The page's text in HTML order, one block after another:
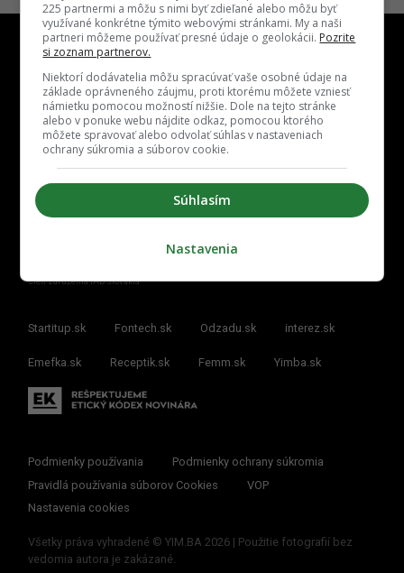
Kontakt Inzercia Cenník Redakcia Kariéra
Člen združenia IAB Slovakia
Startitup.sk Fontech.sk Odzadu.sk interez.sk
Emefka.sk Receptik.sk Femm.sk Yimba.sk
Podmienky používania
Podmienky ochrany súkromia
Pravidlá používania súborov Cookies
VOP
Nastavenia cookies
Všetky práva vyhradené © YIM.BA 2026 | Použitie fotografií bez
vedomia autora je zakázané.
225 partnermi a môžu s nimi byť zdieľané alebo môžu byť
využívané konkrétne týmito webovými stránkami. My a naši
partneri môžeme používať presné údaje o geolokácii. Pozrite
si zoznam partnerov.
Niektorí dodávatelia môžu spracúvať vaše osobné údaje na
základe oprávneného záujmu, proti ktorému môžete vzniesť
námietku pomocou možností nižšie. Dole na tejto stránke
alebo v ponuke webu nájdite odkaz, pomocou ktorého
môžete spravovať alebo odvolať súhlas v nastaveniach
ochrany súkromia a súborov cookie.
Súhlasím
Nastavenia